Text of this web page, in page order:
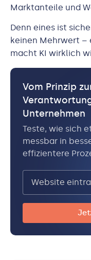
Marktanteile und
Denn eines ist
keinen Mehrwert –
macht KI wirklich
Vom Prinzip
Unternehmen
Teste, wie sich
messbar in
effizientere